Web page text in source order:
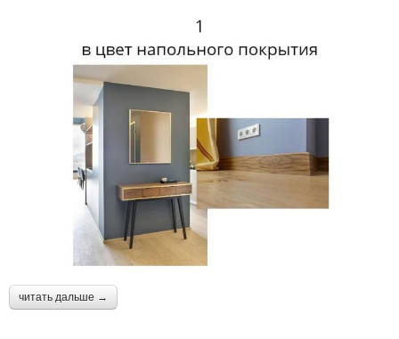
читать дальше →